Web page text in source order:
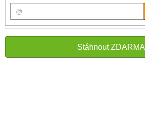
Stáhnout ZDARMA